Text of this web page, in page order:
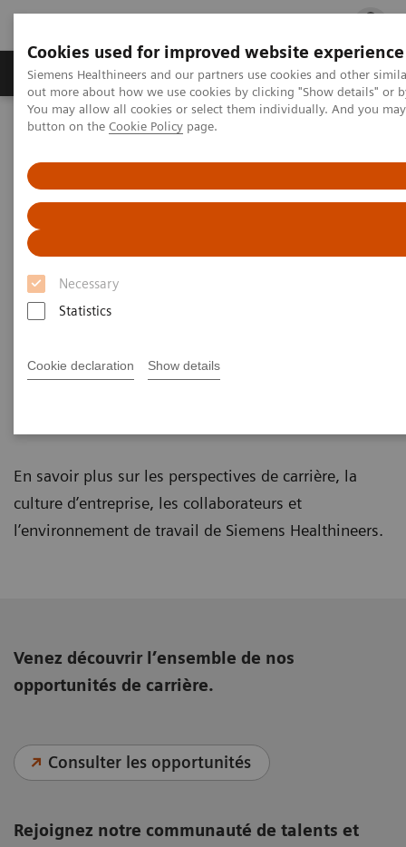
Cookies used for improved website experience
Siemens Healthineers and our partners use cookies and other
out more about how we use cookies by clicking "Show details" or
You may allow all cookies or select them individually. And you
button on the Cookie Policy page.
Necessary
Statistics
Cookie declaration Show details
Produits & services Spécialités cliniques
Accueil Emplois & carrières
En savoir plus sur les perspectives de carrière, la
culture d’entreprise, les collaborateurs et
l’environnement de travail de Siemens Healthineers.
Venez découvrir l’ensemble de nos
opportunités de carrière.
Consulter les opportunités
Rejoignez notre communauté de talents et